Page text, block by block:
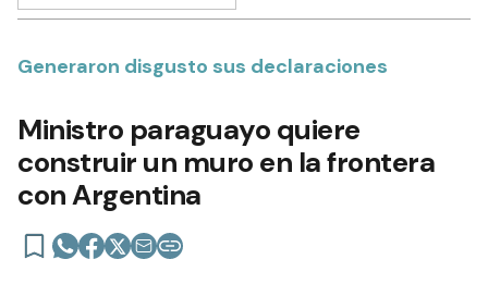
Generaron disgusto sus declaraciones
Ministro paraguayo quiere
construir un muro en la frontera
con Argentina